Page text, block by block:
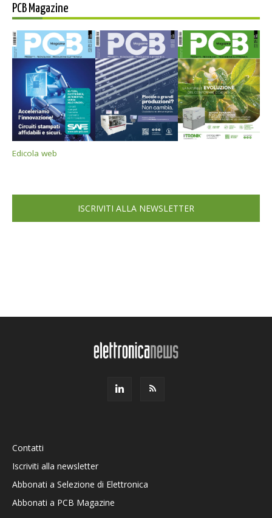
PCB Magazine
Edicola web
ISCRIVITI ALLA NEWSLETTER
Contatti
Iscriviti alla newsletter
Abbonati a Selezione di Elettronica
Abbonati a PCB Magazine